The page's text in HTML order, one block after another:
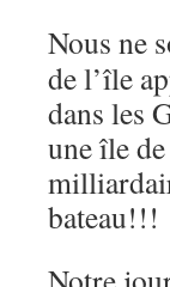
Nous ne
de l’île
dans les
une île
bateau!!!